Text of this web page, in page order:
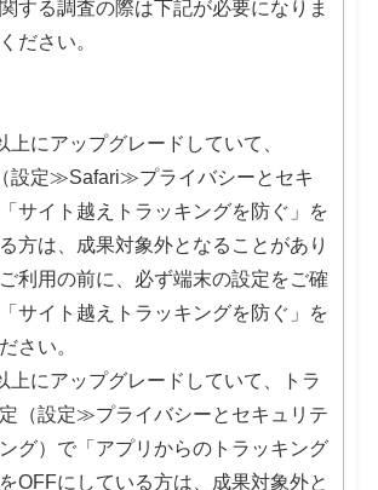
する調査の際は下記が必要になりま
ださい。
にアップグレードしていて、
設定≫Safari≫プライバシーとセキ
サイト越えトラッキングを防ぐ」を
方は、成果対象外となることがあり
利用の前に、必ず端末の設定をご確
サイト越えトラッキングを防ぐ」を
さい。
にアップグレードしていて、トラ
（設定≫プライバシーとセキュリテ
グ）で「アプリからのトラッキング
OFFにしている方は、成果対象外と